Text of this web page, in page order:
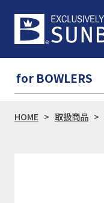
for BOWLERS
HOME 取扱商品